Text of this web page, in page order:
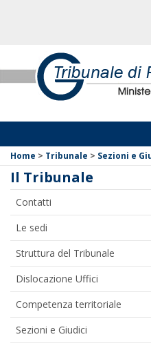
Home > Tribunale > Sezioni e
Il Tribunale
Contatti
Le sedi
Struttura del Tribunale
Dislocazione Uffici
Competenza territoriale
Sezioni e Giudici